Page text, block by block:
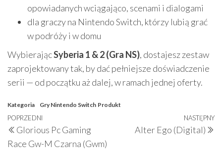
opowiadanych wciągająco, scenami i dialogami
dla graczy na Nintendo Switch, którzy lubią grać
w podróży i w domu
WybierającSyberia 1 & 2 (Gra NS), dostajesz zestaw
zaprojektowany tak, by dać pełniejsze doświadczenie
serii — od początku aż dalej, w ramach jednej oferty.
Kategoria Gry Nintendo Switch Produkt
Nawigacja
wpisu
Poprzedni
wpis
POPRZEDNI
Glorious Pc Gaming
Race Gw-M Czarna (Gwm)
NASTĘPNY
Alter Ego (Digital)